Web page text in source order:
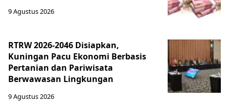
9 Agustus 2026
RTRW 2026-2046 Disiapkan,
Kuningan Pacu Ekonomi Berbasis
Pertanian dan Pariwisata
Berwawasan Lingkungan
9 Agustus 2026